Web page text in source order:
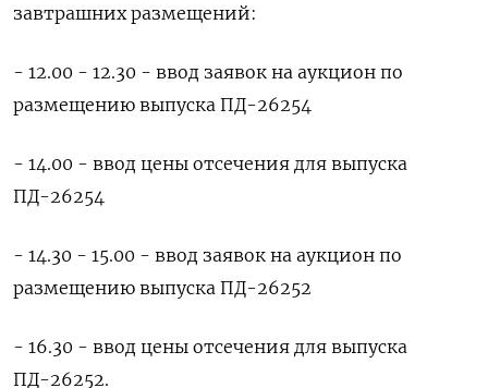
завтрашних размещений:
- 12.00 - 12.30 - ввод заявок на аукцион по
размещению выпуска ПД-26254
- 14.00 - ввод цены отсечения для выпуска
ПД-26254
- 14.30 - 15.00 - ввод заявок на аукцион по
размещению выпуска ПД-26252
- 16.30 - ввод цены отсечения для выпуска
ПД-26252.